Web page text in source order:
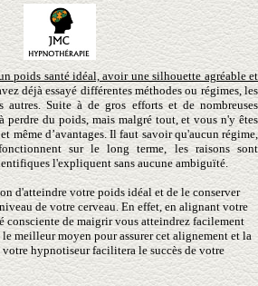
poids santé idéal, avoir une silhouette agréable et
déjà essayé différentes méthodes ou régimes, les
autres. Suite à de gros efforts et de nombreuses
perdre du poids, mais malgré tout, et vous n'y êtes
même d’avantages. Il faut savoir qu'aucun régime,
sur le long terme, les raisons sont
l'expliquent sans aucune ambiguïté.
d'atteindre votre poids idéal et de le conserver
de votre cerveau. En effet, en alignant votre
consciente de maigrir vous atteindrez facilement
meilleur moyen pour assurer cet alignement et la
hypnotiseur facilitera le succès de votre